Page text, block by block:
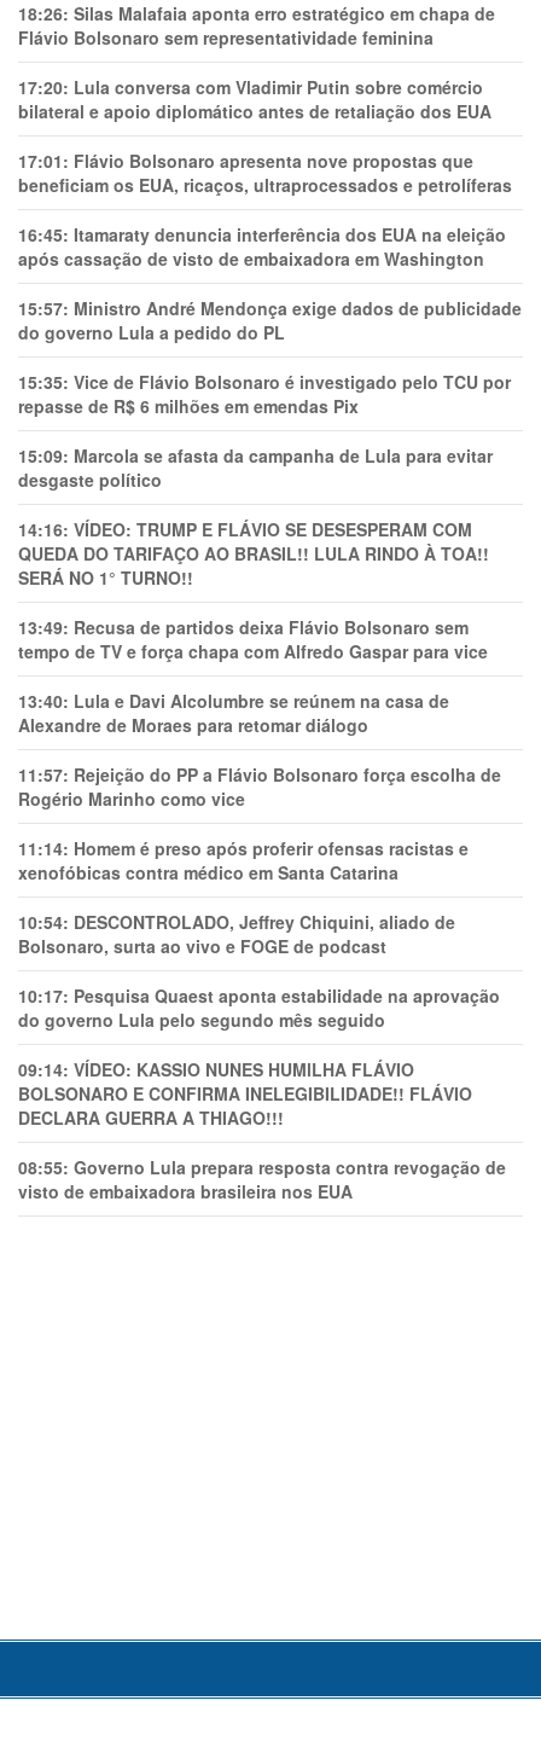
18:26: Silas Malafaia aponta erro estratégico em chapa de
Flávio Bolsonaro sem representatividade feminina
17:20: Lula conversa com Vladimir Putin sobre comércio
bilateral e apoio diplomático antes de retaliação dos EUA
17:01: Flávio Bolsonaro apresenta nove propostas que
beneficiam os EUA, ricaços, ultraprocessados e petrolíferas
16:45: Itamaraty denuncia interferência dos EUA na eleição
após cassação de visto de embaixadora em Washington
15:57: Ministro André Mendonça exige dados de publicidade
do governo Lula a pedido do PL
15:35: Vice de Flávio Bolsonaro é investigado pelo TCU por
repasse de R$ 6 milhões em emendas Pix
15:09: Marcola se afasta da campanha de Lula para evitar
desgaste político
14:16: VÍDEO: TRUMP E FLÁVIO SE DESESPERAM COM
QUEDA DO TARIFAÇO AO BRASIL!! LULA RINDO À TOA!!
SERÁ NO 1° TURNO!!
13:49: Recusa de partidos deixa Flávio Bolsonaro sem
tempo de TV e força chapa com Alfredo Gaspar para vice
13:40: Lula e Davi Alcolumbre se reúnem na casa de
Alexandre de Moraes para retomar diálogo
11:57: Rejeição do PP a Flávio Bolsonaro força escolha de
Rogério Marinho como vice
11:14: Homem é preso após proferir ofensas racistas e
xenofóbicas contra médico em Santa Catarina
10:54: DESCONTROLADO, Jeffrey Chiquini, aliado de
Bolsonaro, surta ao vivo e FOGE de podcast
10:17: Pesquisa Quaest aponta estabilidade na aprovação
do governo Lula pelo segundo mês seguido
09:14: VÍDEO: KASSIO NUNES HUMlLHA FLÁVIO
BOLSONARO E CONFIRMA INELEGIBILIDADE!! FLÁVIO
DECLARA GUERRA A THIAGO!!!
08:55: Governo Lula prepara resposta contra revogação de
visto de embaixadora brasileira nos EUA